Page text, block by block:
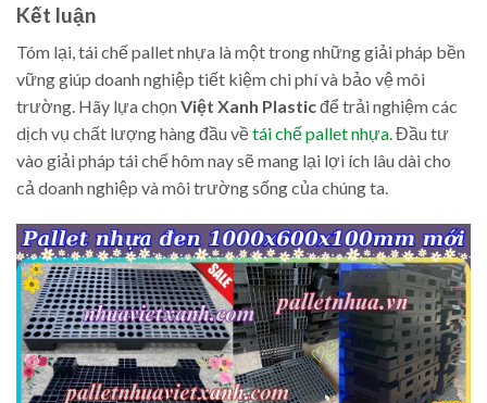
Kết luận
Tóm lại, tái chế pallet nhựa là một trong những giải pháp bền
vững giúp doanh nghiệp tiết kiệm chi phí và bảo vệ môi
trường. Hãy lựa chọnViệt Xanh Plasticđể trải nghiệm các
dịch vụ chất lượng hàng đầu vềtái chế pallet nhựa. Đầu tư
vào giải pháp tái chế hôm nay sẽ mang lại lợi ích lâu dài cho
cả doanh nghiệp và môi trường sống của chúng ta.